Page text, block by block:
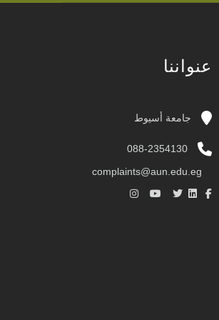
عنواننا
جامعة أسيوط
088-2354130